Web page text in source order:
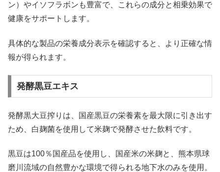
ン）やイソフラボンも豊富で、これらの成分と相乗効果で
健康をサポートします。
具体的な製品の栄養成分表示を確認すると、より正確な情
報が得られます。
発酵黒豆エキス
発酵黒大豆搾りは、国産黒豆の栄養素を最大限に引き出す
ため、白麹菌を使用して米麹で発酵させた飲料です。
黒豆は100％国産品を使用し、国産米の米麹と、熊本県球
磨川流域の自然豊かな環境で得られる地下水のみを使用。